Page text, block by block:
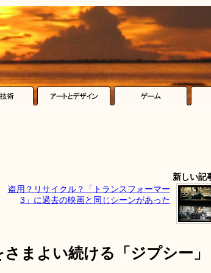
新しい記
盗用？リサイクル？「トランスフォーマー
3」に過去の映画と同じシーンがあった
まよい続ける「ジプシー」